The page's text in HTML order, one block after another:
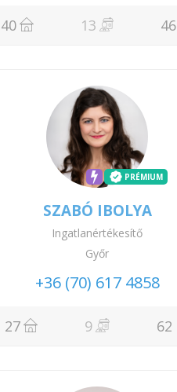
40 13 46
PRÉMIUM
SZABÓ IBOLYA
Ingatlanértékesítő
Győr
+36 (70) 617 4858
27 9 62